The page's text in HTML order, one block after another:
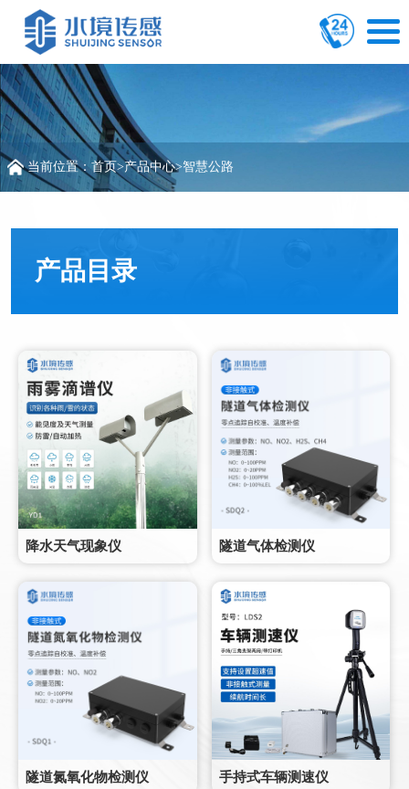
当前位置：首页>产品中心>智慧公路
产品目录
降水天气现象仪 隧道气体检测仪
隧道氮氧化物检测仪 手持式车辆测速仪